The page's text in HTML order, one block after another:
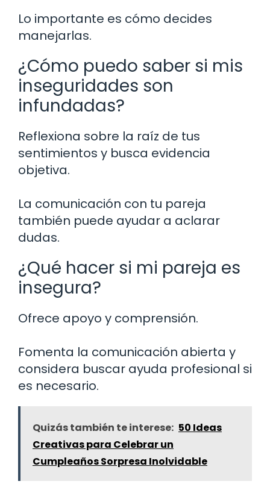
Lo importante es cómo decides
manejarlas.
¿Cómo puedo saber si mis
inseguridades son
infundadas?
Reflexiona sobre la raíz de tus
sentimientos y busca evidencia
objetiva.
La comunicación con tu pareja
también puede ayudar a aclarar
dudas.
¿Qué hacer si mi pareja es
insegura?
Ofrece apoyo y comprensión.
Fomenta la comunicación abierta y
considera buscar ayuda profesional si
es necesario.
Quizás también te interese: 50 Ideas
Creativas para Celebrar un
Cumpleaños Sorpresa Inolvidable